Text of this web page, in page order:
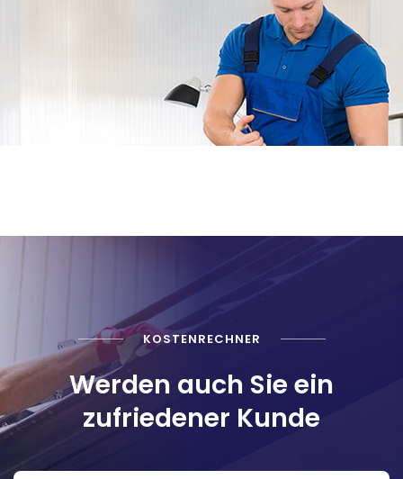
KOSTENRECHNER
Werden auch Sie ein
zufriedener Kunde